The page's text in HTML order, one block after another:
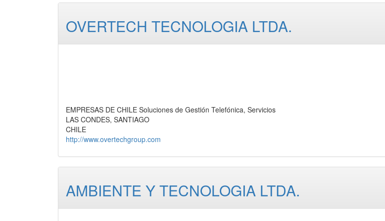
OVERTECH TECNOLOGIA LTDA.
EMPRESAS DE CHILE Soluciones de Gestión Telefónica, Servicios
LAS CONDES, SANTIAGO
CHILE
http://www.overtechgroup.com
AMBIENTE Y TECNOLOGIA LTDA.